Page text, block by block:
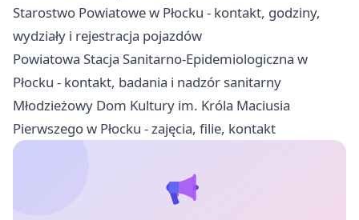
Starostwo Powiatowe w Płocku - kontakt, godziny,
wydziały i rejestracja pojazdów
Powiatowa Stacja Sanitarno-Epidemiologiczna w
Płocku - kontakt, badania i nadzór sanitarny
Młodzieżowy Dom Kultury im. Króla Maciusia
Pierwszego w Płocku - zajęcia, filie, kontakt